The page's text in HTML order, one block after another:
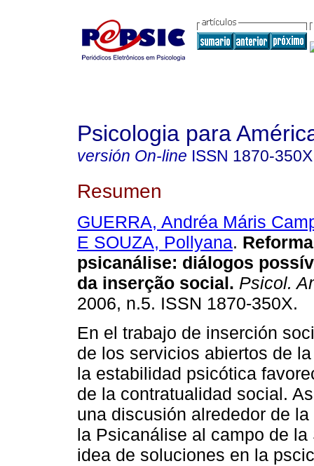
Psicologia para
versión On-line ISSN 1870-350X
Resumen
GUERRA, Andréa Máris
E SOUZA, Pollyana.
psicanálise: diálogos
da inserção social. Psicol.
2006, n.5. ISSN 1870-350X.
En el trabajo de inserción
de los servicios abiertos de
la estabilidad psicótica
de la contratualidad social.
una discusión alrededor de
la Psicanálise al campo de
idea de soluciones en la